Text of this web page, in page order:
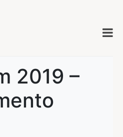
2019 –